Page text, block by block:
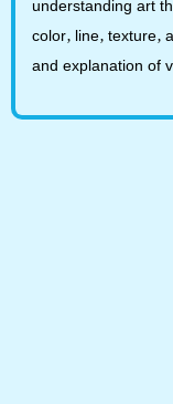
understanding art
color, line, texture,
and explanation of